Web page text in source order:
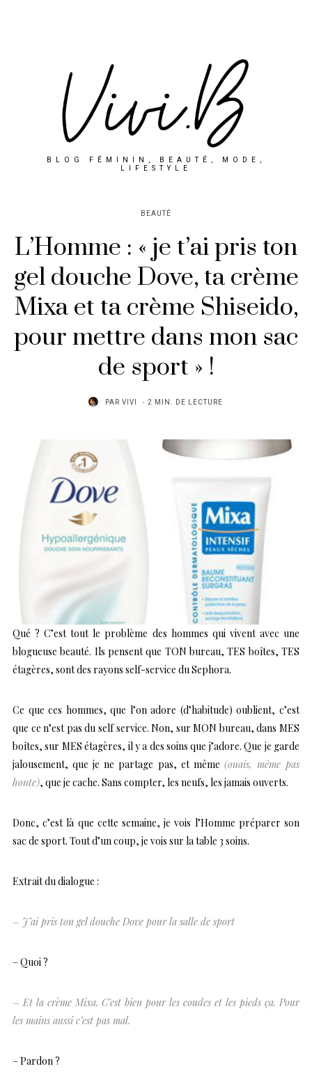
BLOG FÉMININ, BEAUTÉ, MODE,
LIFESTYLE
BEAUTÉ
L’Homme : « je t’ai pris ton
gel douche Dove, ta crème
Mixa et ta crème Shiseido,
pour mettre dans mon sac
de sport » !
PAR VIVI 2 MIN. DE LECTURE
Qué ? C’est tout le problème des hommes qui vivent avec une
blogueuse beauté. Ils pensent que TON bureau, TES boîtes, TES
étagères, sont des rayons self-service du Sephora.
Ce que ces hommes, que l’on adore (d’habitude) oublient, c’est
que ce n’est pas du self service. Non, sur MON bureau, dans MES
boîtes, sur MES étagères, il y a des soins que j’adore. Que je garde
jalousement, que je ne partage pas, et même (ouais, même pas
honte), que je cache. Sans compter, les neufs, les jamais ouverts.
Donc, c’est là que cette semaine, je vois l’Homme préparer son
sac de sport. Tout d’un coup, je vois sur la table 3 soins.
Extrait du dialogue :
– J’ai pris ton gel douche Dove pour la salle de sport
– Quoi ?
– Et la crème Mixa. C’est bien pour les coudes et les pieds ça. Pour
les mains aussi c’est pas mal.
– Pardon ?